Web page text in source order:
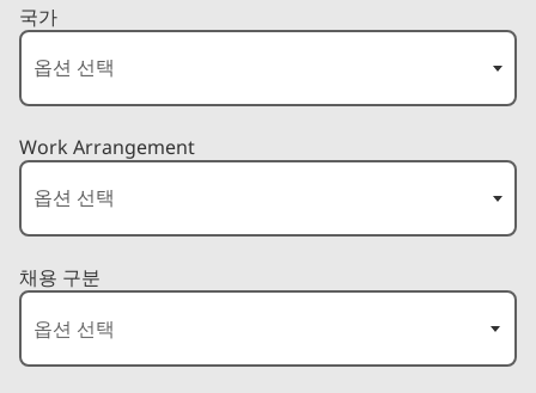
국가
Work Arrangement
채용 구분